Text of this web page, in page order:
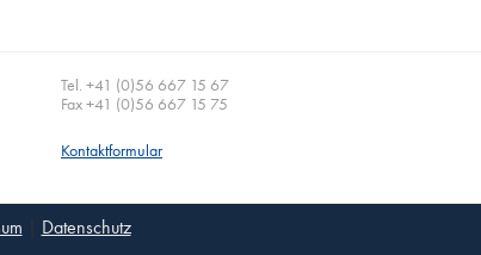
Tel. +41 (0)56 667 15 67
Fax +41 (0)56 667 15 75
Kontaktformular
Datenschutz